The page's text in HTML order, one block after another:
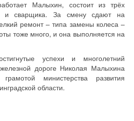
Малыхин, состоит из трёх
и сварщика. За смену сдают на
ремонт – типа замены колеса –
тоже много, и она выполняется на
успехи и многолетний
дороге Николая Малыхина
министерства развития
области.